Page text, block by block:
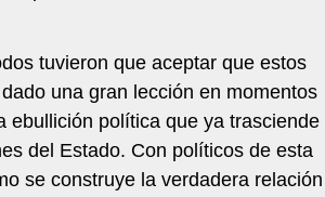
tuvieron que aceptar que estos
una gran lección en momentos
ebullición política que ya trasciende
del Estado. Con políticos de esta
se construye la verdadera relación